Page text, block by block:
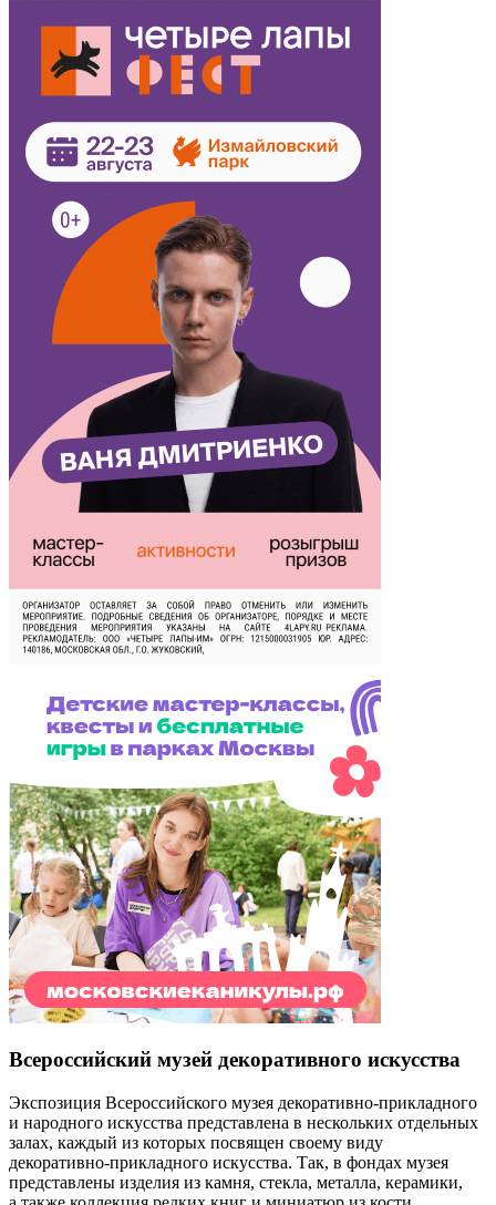
Всероссийский музей декоративного искусства
Экспозиция Всероссийского музея декоративно-прикладного
и народного искусства представлена в нескольких отдельных
залах, каждый из которых посвящен своему виду
декоративно-прикладного искусства. Так, в фондах музея
представлены изделия из камня, стекла, металла, керамики,